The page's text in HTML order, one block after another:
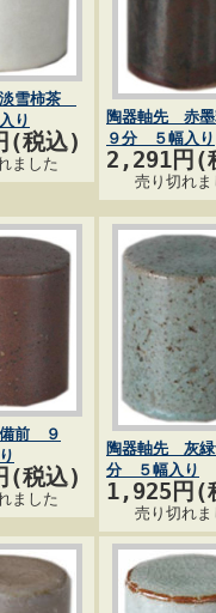
雪柿茶
り
(税込)
ました
陶器軸先 赤
９分 ５幅入り
2,291円(
売り切れま
前 ９
(税込)
ました
陶器軸先 灰
分 ５幅入り
1,925円(
売り切れま